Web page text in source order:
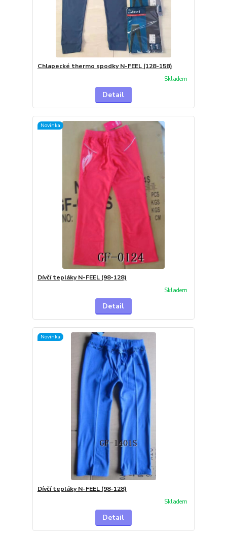
Chlapecké thermo spodky N-FEEL (128-158)
Skladem
Detail
Novinka
Dívčí tepláky N-FEEL (98-128)
Skladem
Detail
Novinka
Dívčí tepláky N-FEEL (98-128)
Skladem
Detail